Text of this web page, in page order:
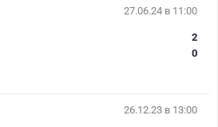
27.06.24 в 11:00
2
0
26.12.23 в 13:00